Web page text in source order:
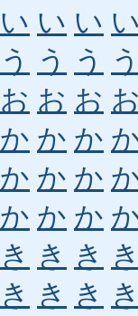
い い い
う う う
お お お
か か か
か か か
か か か
き き き
き き き